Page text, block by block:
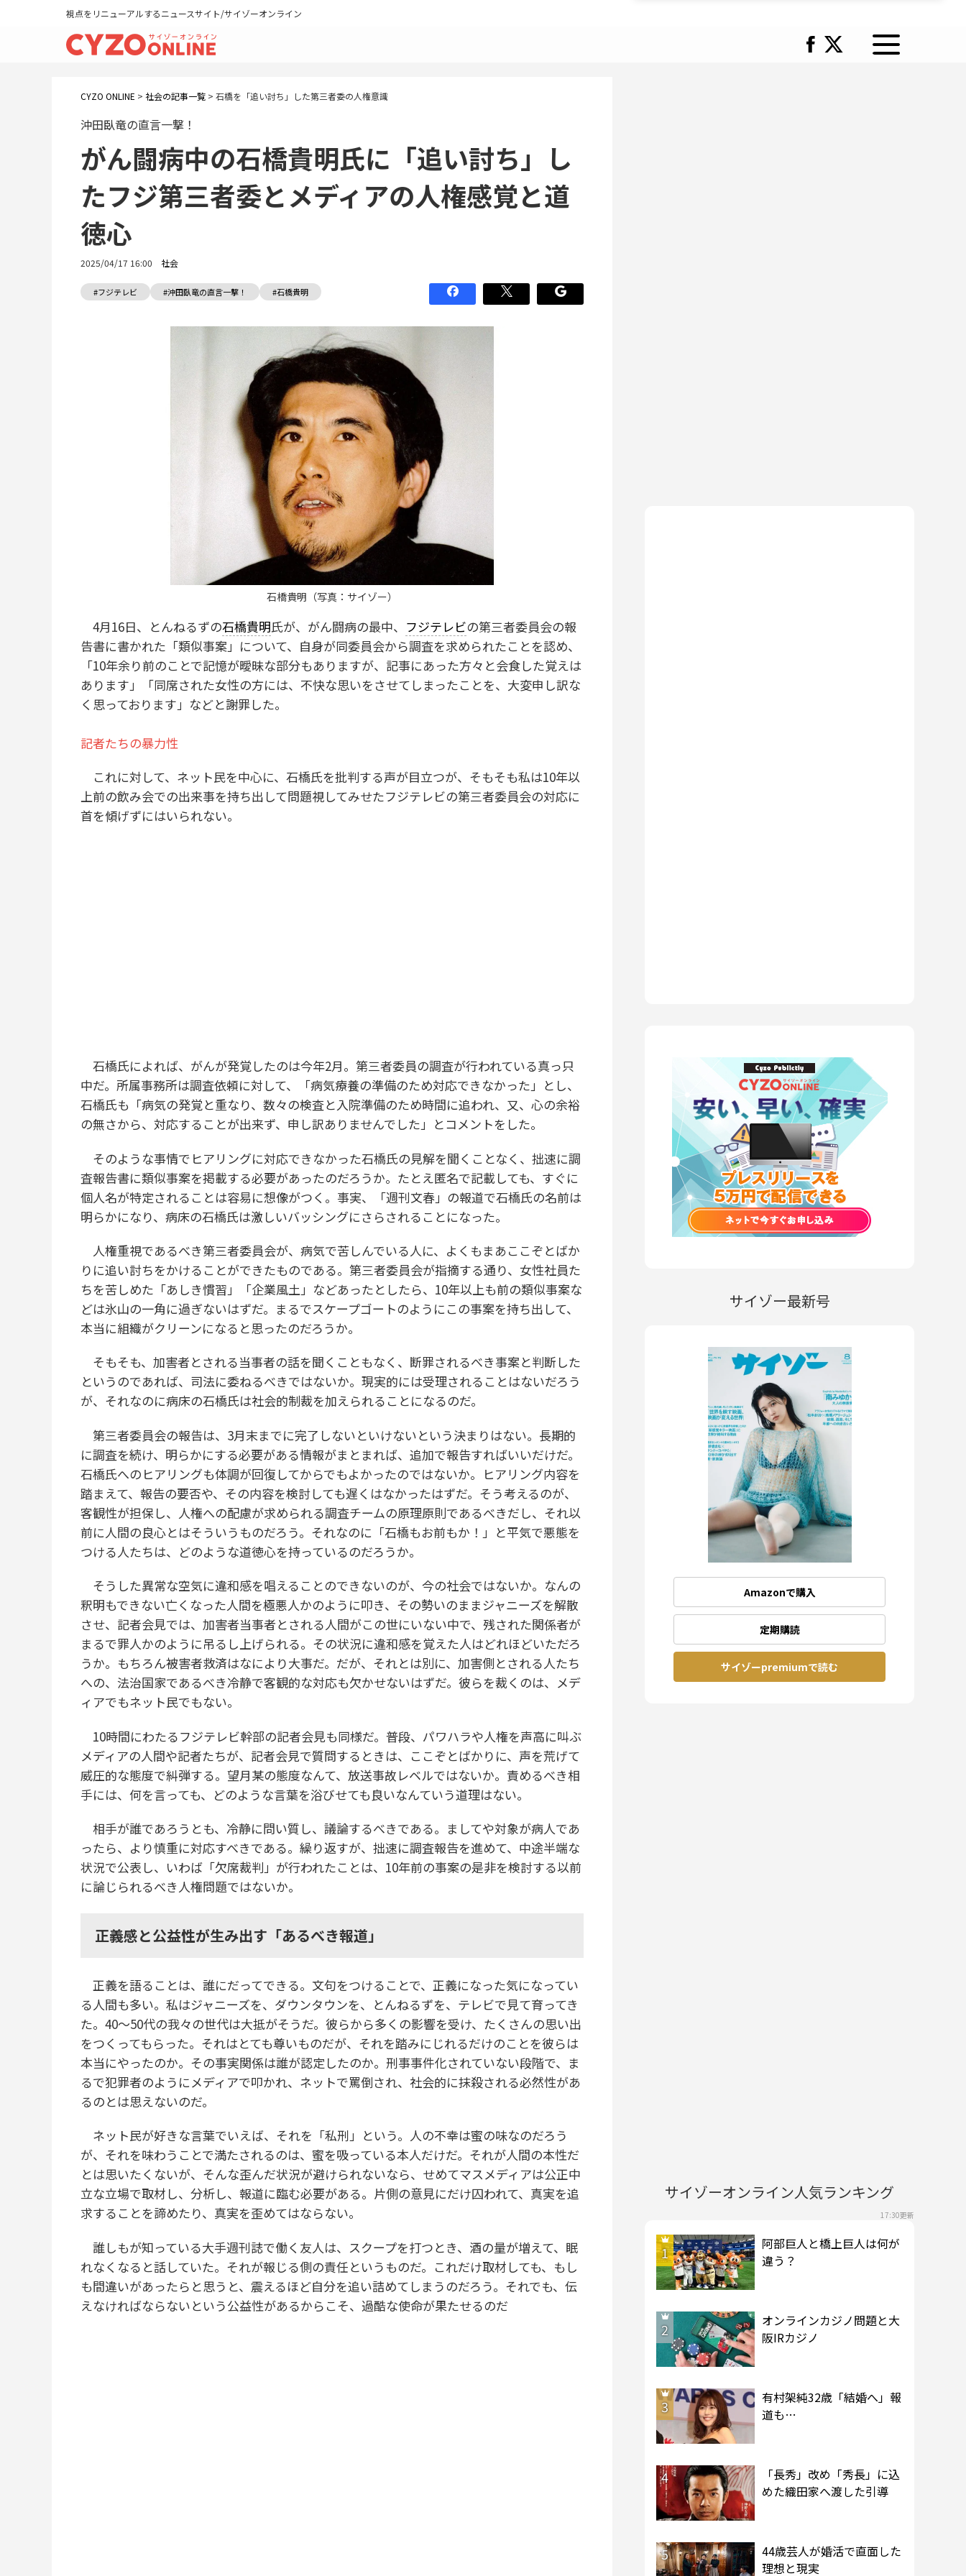
視点をリニューアルするニュースサイト/サイゾーオンライン
CYZO ONLINE > 社会の記事一覧 > 石橋を「追い討ち」した第三者委の人権意識
沖田臥竜の直言一撃！
がん闘病中の石橋貴明氏に「追い討ち」し
たフジ第三者委とメディアの人権感覚と道
徳心
2025/04/17 16:00 社会
#フジテレビ #沖田臥竜の直言一撃！ #石橋貴明
石橋貴明（写真：サイゾー）
4月16日、とんねるずの石橋貴明氏が、がん闘病の最中、 フジテレビの第三者委員会の報
告書に書かれた「類似事案」について、自身が同委員会から調査を求められたことを認め、
「10年余り前のことで記憶が曖昧な部分もありますが、記事にあった方々と会食した覚えは
あります」「同席された女性の方には、不快な思いをさせてしまったことを、大変申し訳な
く思っております」などと謝罪した。
記者たちの暴力性
これに対して、ネット民を中心に、石橋氏を批判する声が目立つが、そもそも私は10年以
上前の飲み会での出来事を持ち出して問題視してみせたフジテレビの第三者委員会の対応に
首を傾げずにはいられない。
石橋氏によれば、がんが発覚したのは今年2月。第三者委員の調査が行われている真っ只
中だ。所属事務所は調査依頼に対して、「病気療養の準備のため対応できなかった」とし、
石橋氏も「病気の発覚と重なり、数々の検査と入院準備のため時間に追われ、又、心の余裕
の無さから、対応することが出来ず、申し訳ありませんでした」とコメントをした。
そのような事情でヒアリングに対応できなかった石橋氏の見解を聞くことなく、拙速に調
査報告書に類似事案を掲載する必要があったのだろうか。たとえ匿名で記載しても、すぐに
個人名が特定されることは容易に想像がつく。事実、「週刊文春」の報道で石橋氏の名前は
明らかになり、病床の石橋氏は激しいバッシングにさらされることになった。
人権重視であるべき第三者委員会が、病気で苦しんでいる人に、よくもまあここぞとばか
りに追い討ちをかけることができたものである。第三者委員会が指摘する通り、女性社員た
ちを苦しめた「あしき慣習」「企業風土」などあったとしたら、10年以上も前の類似事案な
どは氷山の一角に過ぎないはずだ。まるでスケープゴートのようにこの事案を持ち出して、
本当に組織がクリーンになると思ったのだろうか。
そもそも、加害者とされる当事者の話を聞くこともなく、断罪されるべき事案と判断した
というのであれば、司法に委ねるべきではないか。現実的には受理されることはないだろう
が、それなのに病床の石橋氏は社会的制裁を加えられることになるのだ。
第三者委員会の報告は、3月末までに完了しないといけないという決まりはない。長期的
に調査を続け、明らかにする必要がある情報がまとまれば、追加で報告すればいいだけだ。
石橋氏へのヒアリングも体調が回復してからでもよかったのではないか。ヒアリング内容を
踏まえて、報告の要否や、その内容を検討しても遅くはなかったはずだ。そう考えるのが、
客観性が担保し、人権への配慮が求められる調査チームの原理原則であるべきだし、それ以
前に人間の良心とはそういうものだろう。それなのに「石橋もお前もか！」と平気で悪態を
つける人たちは、どのような道徳心を持っているのだろうか。
そうした異常な空気に違和感を唱えることのできないのが、今の社会ではないか。なんの
釈明もできない亡くなった人間を極悪人かのように叩き、その勢いのままジャニーズを解散
させ、記者会見では、加害者当事者とされる人間がこの世にいない中で、残された関係者が
まるで罪人かのように吊るし上げられる。その状況に違和感を覚えた人はどれほどいただろ
うか。もちろん被害者救済はなにより大事だ。だが、それとは別に、加害側とされる人たち
への、法治国家であるべき冷静で客観的な対応も欠かせないはずだ。彼らを裁くのは、メデ
ィアでもネット民でもない。
10時間にわたるフジテレビ幹部の記者会見も同様だ。普段、パワハラや人権を声高に叫ぶ
メディアの人間や記者たちが、記者会見で質問するときは、ここぞとばかりに、声を荒げて
威圧的な態度で糾弾する。望月某の態度なんて、放送事故レベルではないか。責めるべき相
手には、何を言っても、どのような言葉を浴びせても良いなんていう道理はない。
相手が誰であろうとも、冷静に問い質し、議論するべきである。ましてや対象が病人であ
ったら、より慎重に対応すべきである。繰り返すが、拙速に調査報告を進めて、中途半端な
状況で公表し、いわば「欠席裁判」が行われたことは、10年前の事案の是非を検討する以前
に論じられるべき人権問題ではないか。
正義感と公益性が生み出す「あるべき報道」
正義を語ることは、誰にだってできる。文句をつけることで、正義になった気になってい
る人間も多い。私はジャニーズを、ダウンタウンを、とんねるずを、テレビで見て育ってき
た。40〜50代の我々の世代は大抵がそうだ。彼らから多くの影響を受け、たくさんの思い出
をつくってもらった。それはとても尊いものだが、それを踏みにじれるだけのことを彼らは
本当にやったのか。その事実関係は誰が認定したのか。刑事事件化されていない段階で、ま
るで犯罪者のようにメディアで叩かれ、ネットで罵倒され、社会的に抹殺される必然性があ
るのとは思えないのだ。
ネット民が好きな言葉でいえば、それを「私刑」という。人の不幸は蜜の味なのだろう
が、それを味わうことで満たされるのは、蜜を吸っている本人だけだ。それが人間の本性だ
とは思いたくないが、そんな歪んだ状況が避けられないなら、せめてマスメディアは公正中
立な立場で取材し、分析し、報道に臨む必要がある。片側の意見にだけ囚われて、真実を追
求することを諦めたり、真実を歪めてはならない。
誰しもが知っている大手週刊誌で働く友人は、スクープを打つとき、酒の量が増えて、眠
れなくなると話していた。それが報じる側の責任というものだ。これだけ取材しても、もし
も間違いがあったらと思うと、震えるほど自分を追い詰めてしまうのだろう。それでも、伝
えなければならないという公益性があるからこそ、過酷な使命が果たせるのだ
サイゾー最新号
Amazonで購入
定期購読
サイゾーpremiumで読む
サイゾーオンライン人気ランキング
17:30更新
1
阿部巨人と橋上巨人は何が
違う？
2
オンラインカジノ問題と大
阪IRカジノ
3
有村架純32歳「結婚へ」報
道も…
4
「長秀」改め「秀長」に込
めた織田家へ渡した引導
5
44歳芸人が婚活で直面した
理想と現実